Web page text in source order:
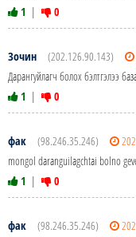
1 | 0
Зочин (202.126.90.143)
Дарангуйлагч болох бэлтгэлээ
1 | 0
фак (98.246.35.246)
mongol daranguilagchtai bolno
1 | 0
фак (98.246.35.246)